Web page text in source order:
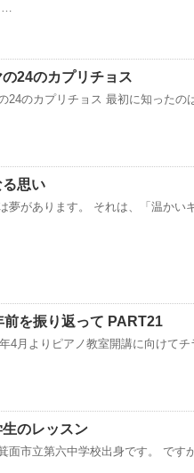
…
の24のカプリチョス
24のカプリチョス 最初に知った
る思い
夢があります。 それは、「温かい
前を振り返って PART21
4月よりピアノ教室開講に向けて
生のレッスン
面市立第六中学校出身です。 です